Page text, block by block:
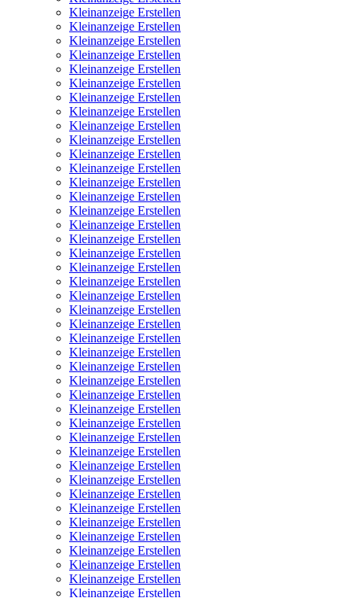
Kleinanzeige Erstellen
Kleinanzeige Erstellen
Kleinanzeige Erstellen
Kleinanzeige Erstellen
Kleinanzeige Erstellen
Kleinanzeige Erstellen
Kleinanzeige Erstellen
Kleinanzeige Erstellen
Kleinanzeige Erstellen
Kleinanzeige Erstellen
Kleinanzeige Erstellen
Kleinanzeige Erstellen
Kleinanzeige Erstellen
Kleinanzeige Erstellen
Kleinanzeige Erstellen
Kleinanzeige Erstellen
Kleinanzeige Erstellen
Kleinanzeige Erstellen
Kleinanzeige Erstellen
Kleinanzeige Erstellen
Kleinanzeige Erstellen
Kleinanzeige Erstellen
Kleinanzeige Erstellen
Kleinanzeige Erstellen
Kleinanzeige Erstellen
Kleinanzeige Erstellen
Kleinanzeige Erstellen
Kleinanzeige Erstellen
Kleinanzeige Erstellen
Kleinanzeige Erstellen
Kleinanzeige Erstellen
Kleinanzeige Erstellen
Kleinanzeige Erstellen
Kleinanzeige Erstellen
Kleinanzeige Erstellen
Kleinanzeige Erstellen
Kleinanzeige Erstellen
Kleinanzeige Erstellen
Kleinanzeige Erstellen
Kleinanzeige Erstellen
Kleinanzeige Erstellen
Kleinanzeige Erstellen